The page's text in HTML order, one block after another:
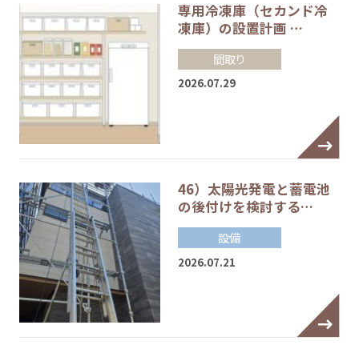
専用冷凍庫（セカンド冷
凍庫）の設置計画 …
間取り
2026.07.29
46）太陽光発電と蓄電池
の後付けを検討する…
設備
2026.07.21